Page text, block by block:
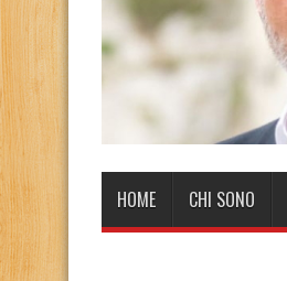
HOME CHI SONO